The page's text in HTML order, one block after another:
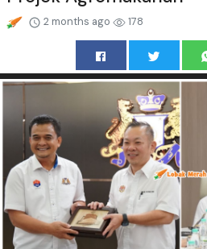
2 months ago 178